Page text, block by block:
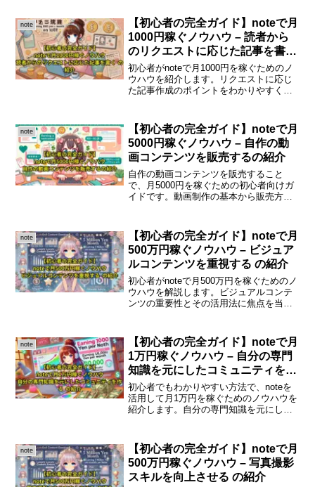
は、対面での指導だけでなく、オンライ
ンでも行えるため、場所を...
note
【初心者の完全ガイド】noteで月
1000円稼ぐノウハウ – 読者から
のリクエストに応じた記事を書く
の紹介
初心者がnoteで月1000円を稼ぐためのノ
ウハウを紹介します。リクエストに応じ
た記事作成のポイントをわかりやすく解
を発信するためのプラットフォームで
す。特...
note
【初心者の完全ガイド】noteで月
5000円稼ぐノウハウ – 自作の動
画コンテンツを販売するの紹介
自作の動画コンテンツを販売すること
で、月5000円を稼ぐための初心者向けガ
イドです。動画制作の基本から販売方法
テンツの魅力動画は視覚と聴覚を同時に
刺激するため、情報を伝...
note
【初心者の完全ガイド】noteで月
500万円稼ぐノウハウ – ビジュア
ルコンテンツを重視する の紹介
初心者がnoteで月500万円を稼ぐためのノ
ウハウを解説します。ビジュアルコンテ
ンツの重要性とその活用法に焦点を当
イドはじめにnoteは、クリエイターやラ
イター...
note
【初心者の完全ガイド】noteで月
1万円稼ぐノウハウ – 自分の専門
知識を元にしたコミュニティを作
る の紹介
初心者でもわかりやすい方法で、noteを
活用して月1万円を稼ぐためのノウハウを
紹介します。自分の専門知識を元にした
ウハウnoteとは何かnoteは、クリエイタ
ーが...
note
【初心者の完全ガイド】noteで月
500万円稼ぐノウハウ – 写真撮影
スキルを向上させる の紹介